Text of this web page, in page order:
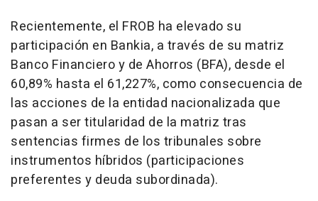
Recientemente, el FROB ha elevado su
participación en Bankia, a través de su matriz
Banco Financiero y de Ahorros (BFA), desde el
60,89% hasta el 61,227%, como consecuencia de
las acciones de la entidad nacionalizada que
pasan a ser titularidad de la matriz tras
sentencias firmes de los tribunales sobre
instrumentos híbridos (participaciones
preferentes y deuda subordinada).